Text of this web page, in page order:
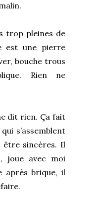
trop pleines de
est une pierre
bouche trous
Rien ne
dit rien. Ça fait
s’assemblent
sincères. Il
joue avec moi
après brique, il